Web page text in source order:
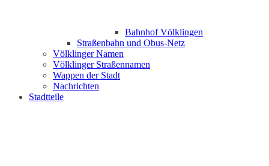
Bahnhof Völklingen
Straßenbahn und Obus-Netz
Völklinger Namen
Völklinger Straßennamen
Wappen der Stadt
Nachrichten
Stadtteile